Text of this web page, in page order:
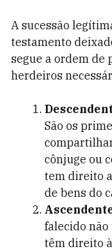
A sucessão
testamento
segue a ordem de
herdeiros
São os
cônjuge ou
tem direito
de bens do
falecido não
têm direito